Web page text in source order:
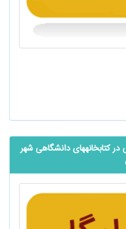
کتابخانه‏های دانشگاهی شهر